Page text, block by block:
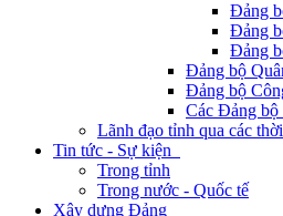
Đảng
Đảng
Đảng
Đảng bộ
Đảng bộ
Các Đảng bộ
Lãnh đạo tỉnh qua các
Tin tức - Sự kiện
Trong tỉnh
Trong nước - Quốc tế
Xây dựng Đảng